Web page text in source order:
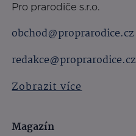
Pro prarodiče s.r.o.
obchod@proprarodice.cz
redakce@proprarodice.cz
Zobrazit více
Magazín